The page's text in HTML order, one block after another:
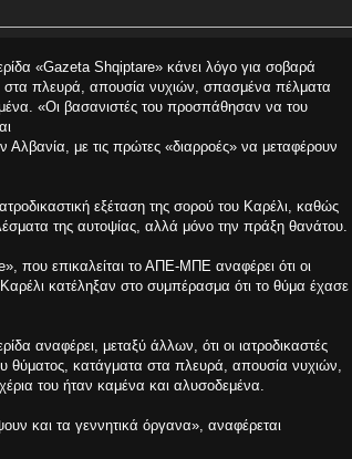
«Gazeta Shqiptare» κάνει λόγο για σοβαρά
στα πλευρά, απουσία νυχιών, σπασμένα πέλματα
«Οι βασανιστές του προσπάθησαν να του
Αλβανία, με τις πρώτες «διαρροές» να μεταφέρουν
εξέταση της σορού του Καρέλι, καθώς
της αυτοψίας, αλλά μόνο την πράξη θανάτου.
που επικαλείται το ΑΠΕ-ΜΠΕ αναφέρει ότι οι
κατέληξαν στο συμπέρασμα ότι το θύμα έχασε
αναφέρει, μεταξύ άλλων, ότι οι ιατροδικαστές
θύματος, κατάγματα στα πλευρά, απουσία νυχιών,
του ήταν καμένα και αλυσοδεμένα.
και τα γεννητικά όργανα», αναφέρεται